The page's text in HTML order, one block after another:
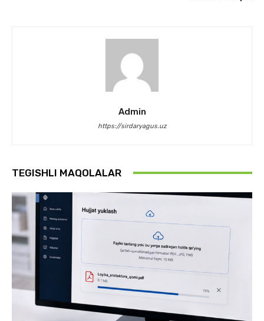
Admin
https://sirdaryagus.uz
TEGISHLI MAQOLALAR